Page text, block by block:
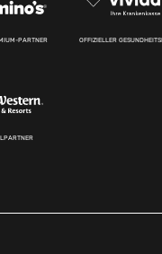
PARTNER OFFIZIELLER